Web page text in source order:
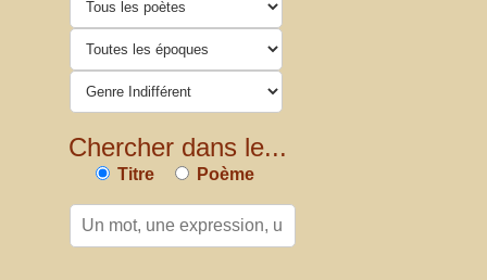
Chercher dans le...
Titre Poème